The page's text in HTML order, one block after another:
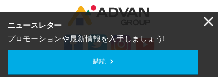
ニュースレター
プロモーションや最新情報を入手しましょう!
購読